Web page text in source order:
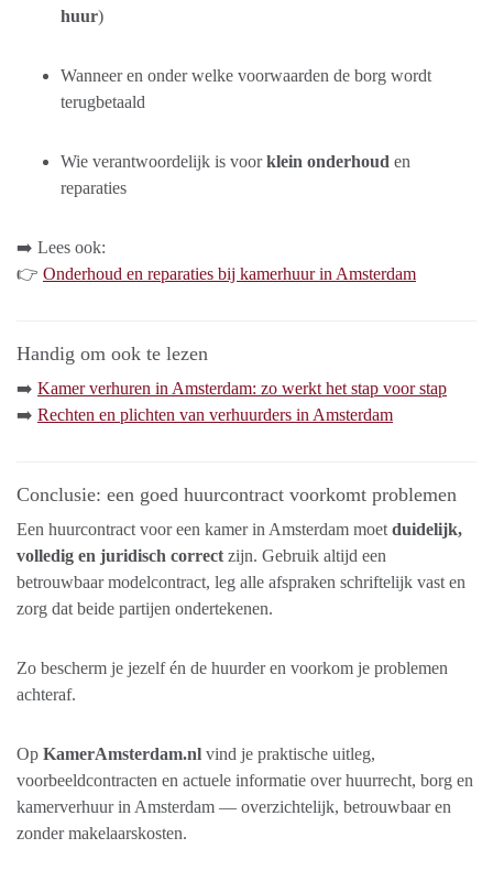
huur)
Wanneer en onder welke voorwaarden de borg wordt
terugbetaald
Wie verantwoordelijk is voorklein onderhoud en
reparaties
➡️ Lees ook:
👉 Onderhoud en reparaties bij kamerhuur in Amsterdam
Handig om ook te lezen
➡️ Kamer verhuren in Amsterdam: zo werkt het stap voor stap
➡️ Rechten en plichten van verhuurders in Amsterdam
Conclusie: een goed huurcontract voorkomt problemen
Een huurcontract voor een kamer in Amsterdam moet duidelijk,
volledig en juridisch correct zijn. Gebruik altijd een
betrouwbaar modelcontract, leg alle afspraken schriftelijk vast en
zorg dat beide partijen ondertekenen.
Zo bescherm je jezelf én de huurder en voorkom je problemen
achteraf.
Op KamerAmsterdam.nl vind je praktische uitleg,
voorbeeldcontracten en actuele informatie over huurrecht, borg en
kamerverhuur in Amsterdam — overzichtelijk, betrouwbaar en
zonder makelaarskosten.